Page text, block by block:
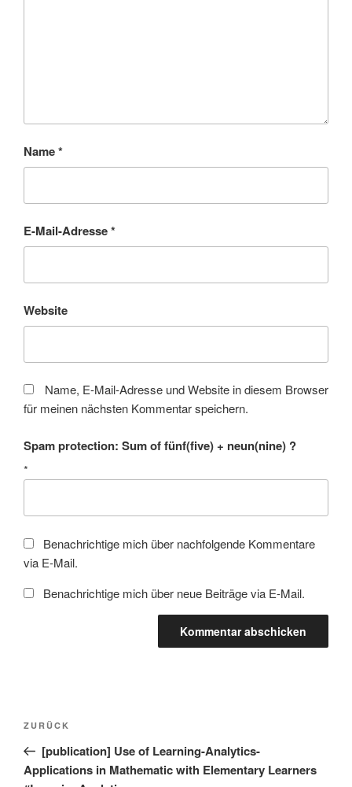
Name*
E-Mail-Adresse*
Website
Name, E-Mail-Adresse und Website in diesem Browser
für meinen nächsten Kommentar speichern.
Spam protection: Sum of fünf(five) + neun(nine) ?
*
Benachrichtige mich über nachfolgende Kommentare
via E-Mail.
Benachrichtige mich über neue Beiträge via E-Mail.
Beitragsnavigation
Vorheriger
Beitrag
ZURÜCK
[publication] Use of Learning-Analytics-
Applications in Mathematic with Elementary Learners